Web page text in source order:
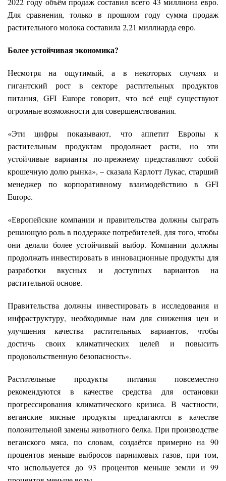
Для сравнения, только в прошлом году сумма продаж
растительного молока составила 2,21 миллиарда евро.
Более устойчивая экономика?
Несмотря на ощутимый, а в некоторых случаях и
гигантский рост в секторе растительных продуктов
питания, GFI Europe говорит, что всё ещё существуют
огромные возможности для совершенствования.
«Эти цифры показывают, что аппетит Европы к
растительным продуктам продолжает расти, но эти
устойчивые варианты по-прежнему представляют собой
крошечную долю рынка», – сказала Карлотт Лукас, старший
менеджер по корпоративному взаимодействию в GFI
Europe.
«Европейские компании и правительства должны сыграть
решающую роль в поддержке потребителей, для того, чтобы
они делали более устойчивый выбор. Компании должны
продолжать инвестировать в инновационные продукты для
разработки вкусных и доступных вариантов на
растительной основе.
Правительства должны инвестировать в исследования и
инфраструктуру, необходимые нам для снижения цен и
улучшения качества растительных вариантов, чтобы
достичь своих климатических целей и повысить
продовольственную безопасность».
Растительные продукты питания повсеместно
рекомендуются в качестве средства для остановки
прогрессирования климатического кризиса. В частности,
веганские мясные продукты предлагаются в качестве
положительной замены животного белка. При производстве
веганского мяса, по словам, создаётся примерно на 90
процентов меньше выбросов парниковых газов, при том,
что используется до 93 процентов меньше земли и 99